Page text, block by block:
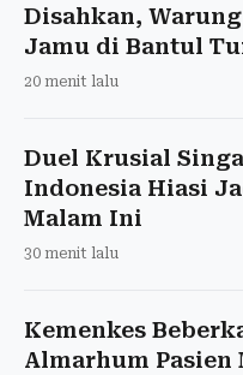
Disahkan,
Jamu di Bantul
20 menit lalu
Duel Krusial
Indonesia Hiasi
Malam Ini
30 menit lalu
Kemenkes
Almarhum Pasien